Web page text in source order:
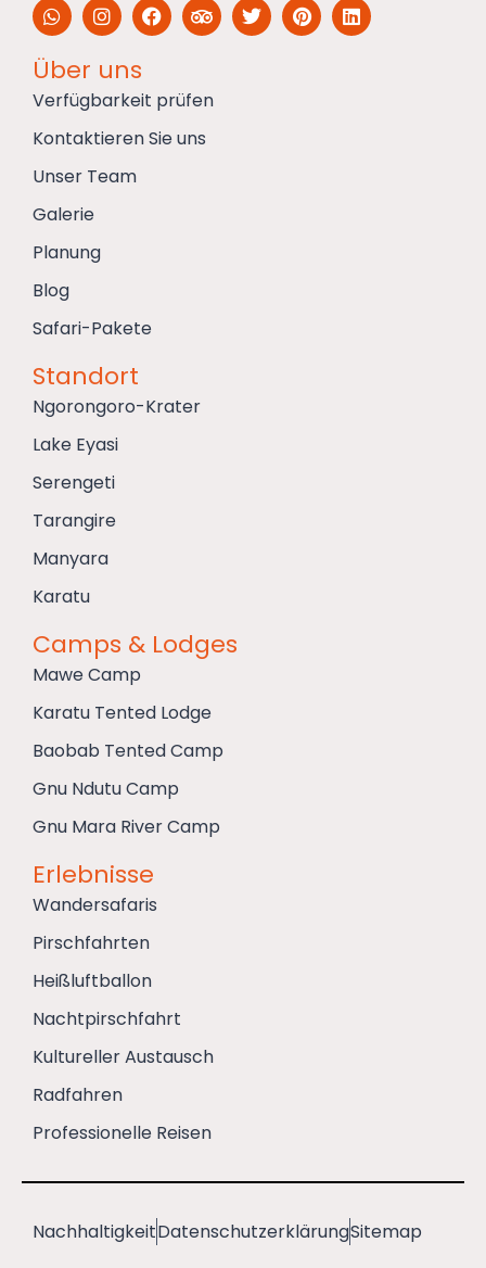
Über uns
Verfügbarkeit prüfen
Kontaktieren Sie uns
Unser Team
Galerie
Planung
Blog
Safari-Pakete
Standort
Ngorongoro-Krater
Lake Eyasi
Serengeti
Tarangire
Manyara
Karatu
Camps & Lodges
Mawe Camp
Karatu Tented Lodge
Baobab Tented Camp
Gnu Ndutu Camp
Gnu Mara River Camp
Erlebnisse
Wandersafaris
Pirschfahrten
Heißluftballon
Nachtpirschfahrt
Kultureller Austausch
Radfahren
Professionelle Reisen
NachhaltigkeitDatenschutzerklärungSitemap